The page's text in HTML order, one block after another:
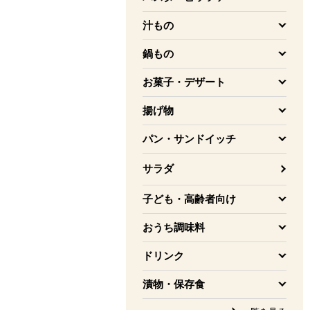
を開く
汁もの
を開く
鍋もの
を開く
お菓子・デザート
を開く
揚げ物
を開く
パン・サンドイッチ
を開く
サラダ
子ども・高齢者向け
を開く
おうち調味料
を開く
ドリンク
を開く
漬物・保存食
を開く